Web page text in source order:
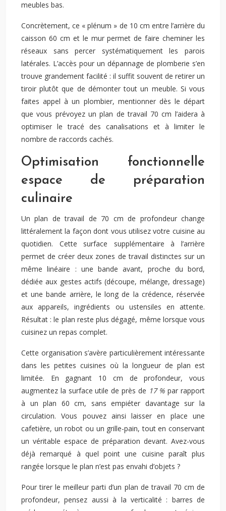
meubles bas.
Concrètement, ce « plénum » de 10 cm entre l’arrière du
caisson 60 cm et le mur permet de faire cheminer les
réseaux sans percer systématiquement les parois
latérales. L’accès pour un dépannage de plomberie s’en
trouve grandement facilité : il suffit souvent de retirer un
tiroir plutôt que de démonter tout un meuble. Si vous
faites appel à un plombier, mentionner dès le départ
que vous prévoyez un plan de travail 70 cm l’aidera à
optimiser le tracé des canalisations et à limiter le
nombre de raccords cachés.
Optimisation fonctionnelle
espace de préparation
culinaire
Un plan de travail de 70 cm de profondeur change
littéralement la façon dont vous utilisez votre cuisine au
quotidien. Cette surface supplémentaire à l’arrière
permet de créer deux zones de travail distinctes sur un
même linéaire : une bande avant, proche du bord,
dédiée aux gestes actifs (découpe, mélange, dressage)
et une bande arrière, le long de la crédence, réservée
aux appareils, ingrédients ou ustensiles en attente.
Résultat : le plan reste plus dégagé, même lorsque vous
cuisinez un repas complet.
Cette organisation s’avère particulièrement intéressante
dans les petites cuisines où la longueur de plan est
limitée. En gagnant 10 cm de profondeur, vous
augmentez la surface utile de près de 17 % par rapport
à un plan 60 cm, sans empiéter davantage sur la
circulation. Vous pouvez ainsi laisser en place une
cafetière, un robot ou un grille-pain, tout en conservant
un véritable espace de préparation devant. Avez-vous
déjà remarqué à quel point une cuisine paraît plus
rangée lorsque le plan n’est pas envahi d’objets ?
Pour tirer le meilleur parti d’un plan de travail 70 cm de
profondeur, pensez aussi à la verticalité : barres de